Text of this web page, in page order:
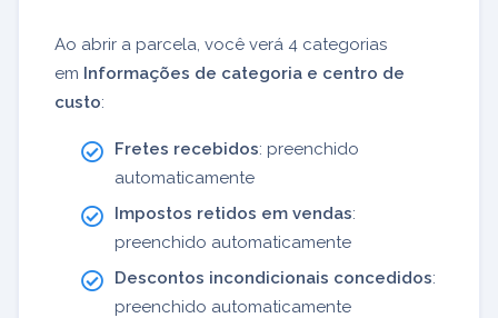
Ao abrir a parcela, você verá 4 categorias
em Informações de categoria e centro de
custo:
Fretes recebidos: preenchido
automaticamente
Impostos retidos em vendas:
preenchido automaticamente
Descontos incondicionais concedidos:
preenchido automaticamente